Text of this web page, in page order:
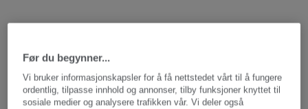
Hele kolleksjonen (1477)
Før du begynner...
Vi bruker informasjonskapsler for å få nettstedet vårt til å fungere
ordentlig, tilpasse innhold og annonser, tilby funksjoner knyttet til
sosiale medier og analysere trafikken vår. Vi deler også